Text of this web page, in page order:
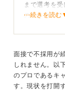
まで選考を
のかを自分な
たとえば「
研究はでき
違っていな
る共通の要
⋯続きを読む
面接で不採用が
しれません。以
のプロであるキ
す。現状を打開